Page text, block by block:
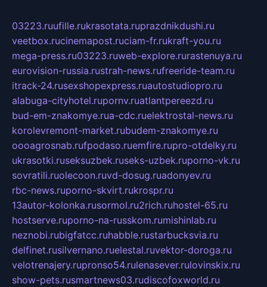
03223.ruufille.rukrasotata.ruprazdnikdushi.ru
veetbox.rucinemapost.ruciam-fr.rukraft-you.ru
mega-press.ru03223.ruweb-explore.rurastenuya.ru
eurovision-russia.rustrah-news.rufreeride-team.ru
itrack-24.rusexshopexpress.ruautostudiopro.ru
alabuga-cityhotel.rupornv.ruatlantpereezd.ru
bud-em-znakomye.rua-cdc.ruelektrostal-news.ru
korolevremont-market.rubudem-znakomye.ru
oooagrosnab.rufpodaso.ruemfire.rupro-otdelky.ru
ukrasotki.ruseksuzbek.ruseks-uzbek.ruporno-vk.ru
sovratili.ruolecoon.ruvd-dosug.ruadonyev.ru
rbc-news.ruporno-skvirt.rukrospr.ru
13autor-kolonka.rusormol.ru2rich.ruhostel-65.ru
hostserve.ruporno-na-russkom.rumishinlab.ru
neznobi.rubigfatcc.ruhabble.rustarbucksvia.ru
delfinet.rusilvernano.ruelestal.ruvektor-doroga.ru
velotrenajery.rupronso54.rulenasever.rulovinskix.ru
show-pets.rusmartnews03.rudiscofoxworld.ru